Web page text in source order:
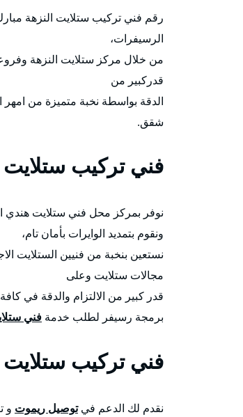
رقم فني تركيب ستلايت النزهة
الرسيفرات،
من خلال مركز ستلايت النزهة
قدركبير من
الدقة بواسطة نخبة متميزة من
شقق.
فني تركيب ستلايت
نوفر بمركز محل فني ستلايت هندي
ونقوم بتمديد الوايرات بأمان تام،
نستعين بنخبة من فنيين الستلايت
مجالات ستلايت وعلى
قدر كبير من الالتزام والدقة في
برمجة رسيفر لطلب خدمة فني
فني تركيب ستلايت
نقدم لك الدعم فيتوصيل ريموت و